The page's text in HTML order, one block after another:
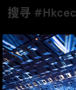
搜寻 #Hkcec